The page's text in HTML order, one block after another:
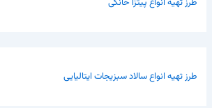
طرز تهیه انواع سالاد سبزیجات ایتالیایی